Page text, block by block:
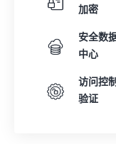
加密
安全数
中心
访问控
验证